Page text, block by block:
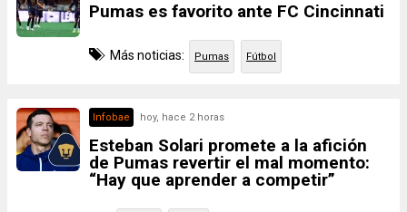
Pumas es favorito ante FC Cincinnati
Más noticias: Pumas Fútbol
Infobae hoy, hace 2 horas
Esteban Solari promete a la afición
de Pumas revertir el mal momento:
“Hay que aprender a competir”